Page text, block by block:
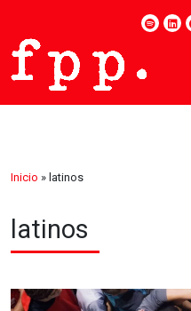
Inicio » latinos
latinos